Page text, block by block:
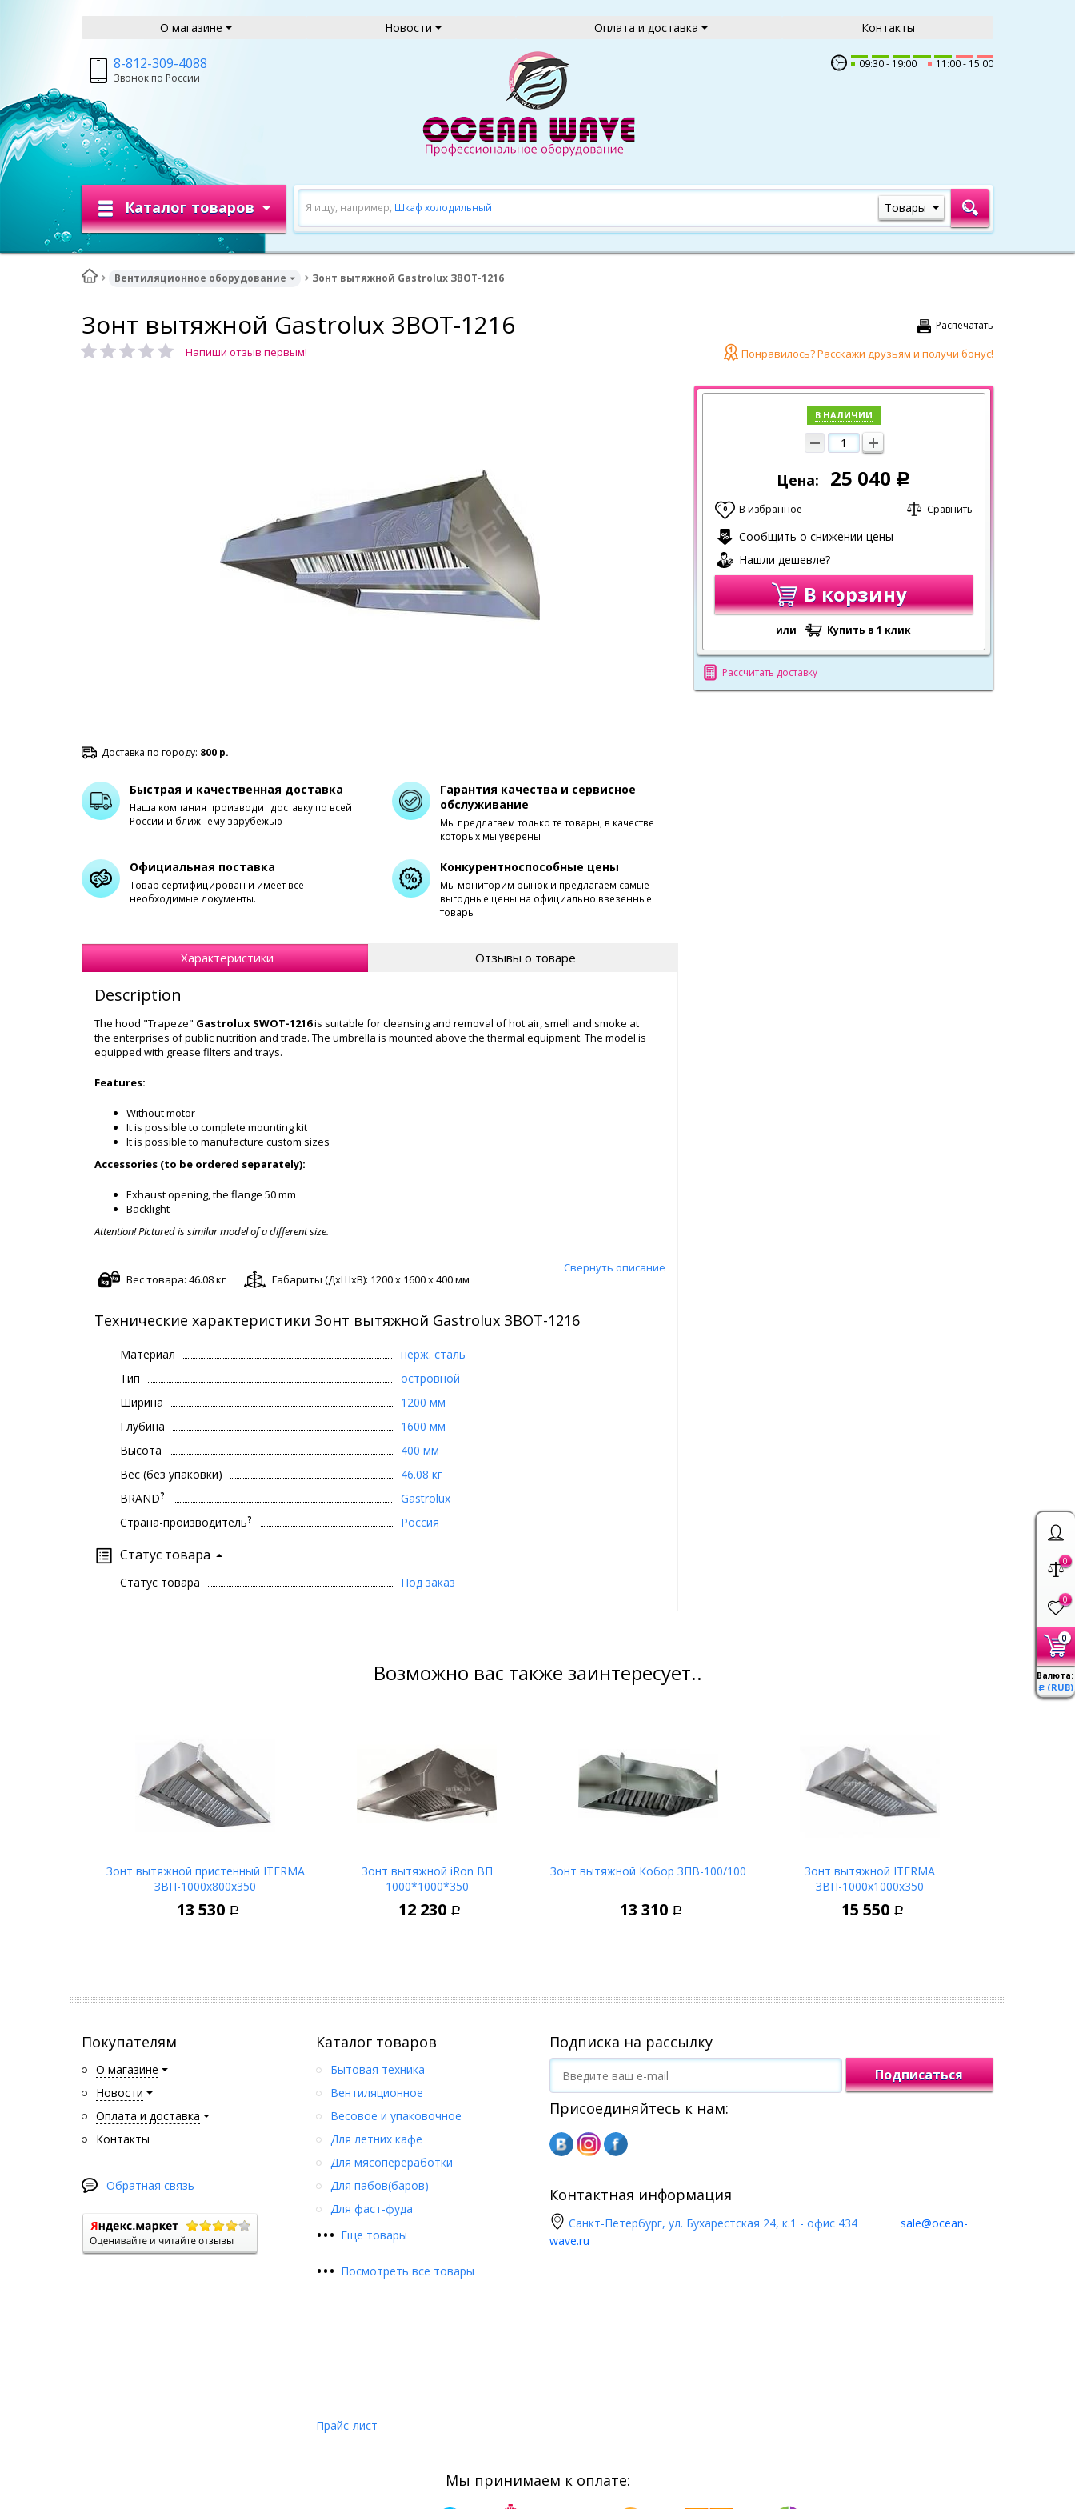
0
0
0
Валюта:
Р (RUB)
О магазине Новости Оплата и доставка Контакты
09:30 19:00 11:00 15:00
8-812-309-4088
Звонок по России
Я ищу, например, Шкаф холодильный Товары
Каталог товаров
Вентиляционное оборудование Зонт вытяжной Gastrolux ЗВОТ-1216
Распечатать
Зонт вытяжной Gastrolux ЗВОТ-1216
Напиши отзыв первым! Понравилось? Расскажи друзьям и получи бонус!
Доставка по городу: 800 р.
В НАЛИЧИИ
Цена: 25 040 Р
0 В избранное Сравнить
Сообщить о снижении цены
Нашли дешевле?
В корзину
или Купить в 1 клик
Рассчитать доставку
Быстрая и качественная доставка
Наша компания производит доставку по всей
России и ближнему зарубежью
Гарантия качества и сервисное
обслуживание
Мы предлагаем только те товары, в качестве
которых мы уверены
Официальная поставка
Товар сертифицирован и имеет все
необходимые документы.
Конкурентноспособные цены
Мы мониторим рынок и предлагаем самые
выгодные цены на официально ввезенные
товары
Характеристики Отзывы о товаре
Description
The hood "Trapeze" Gastrolux SWOT-1216is suitable for cleansing and removal of hot air, smell and smoke at
the enterprises of public nutrition and trade. The umbrella is mounted above the thermal equipment. The model is
equipped with grease filters and trays.
Features:
Without motor
It is possible to complete mounting kit
It is possible to manufacture custom sizes
Accessories (to be ordered separately):
Exhaust opening, the flange 50 mm
Backlight
Attention! Pictured is similar model of a different size.
Свернуть описание
Вес товара: 46.08 кг
Габариты (ДxШxВ): 1200 x 1600 x 400 мм
Технические характеристики Зонт вытяжной Gastrolux ЗВОТ-1216
Материал
нерж. сталь
Тип
островной
Ширина
1200 мм
Глубина
1600 мм
Высота
400 мм
Вес (без упаковки)
46.08 кг
BRAND?
Gastrolux
Страна-производитель? Россия
Статус товара
Статус товара Под заказ
Возможно вас также заинтересует..
Зонт вытяжной пристенный ITERMA
ЗВП-1000х800х350
13 530 Р
Зонт вытяжной iRon ВП
1000*1000*350
12 230 Р
Зонт вытяжной Кобор ЗПВ-100/100
13 310 Р
Зонт вытяжной ITERMA
ЗВП-1000х1000х350
15 550 Р
Покупателям
О магазине
Новости
Оплата и доставка
Контакты
Обратная связь
Каталог товаров
••• Еще товары
Бытовая техника
Вентиляционное
Весовое и упаковочное
Для летних кафе
Для мясопереработки
Для пабов(баров)
Для фаст-фуда
••• Посмотреть все товары
Прайс-лист
Подписка на рассылку
Подписаться
Присоединяйтесь к нам:
Контактная информация
Санкт-Петербург, ул. Бухарестская 24, к.1 - офис 434
sale@ocean-
wave.ru
Мы принимаем к оплате: